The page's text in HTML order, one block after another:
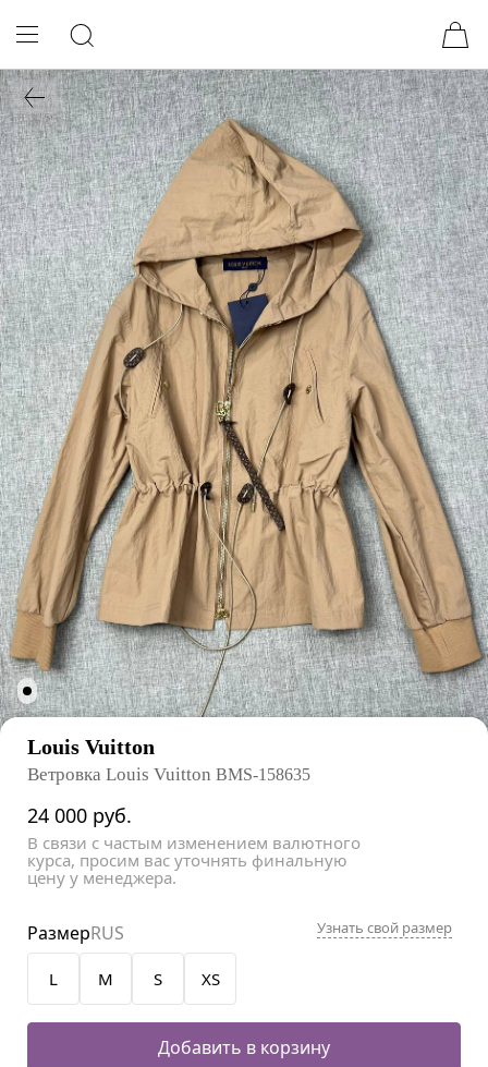
Louis Vuitton
Ветровка Louis Vuitton BMS-158635
24 000 руб.
В связи с частым изменением валютного
курса, просим вас уточнять финальную
цену у менеджера.
L M S XS
РазмерRUS Узнать свой размер
Добавить в корзину